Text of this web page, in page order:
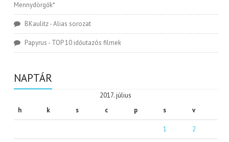
Mennydörgők*
BKaulitz-Alias sorozat
Papyrus - TOP 10 időutazós filmek
NAPTÁR
2017. július
h
k s c p s v
1 2